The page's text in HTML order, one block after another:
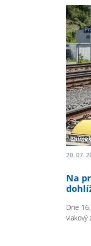
20. 07.
Na
Dne
vlakový